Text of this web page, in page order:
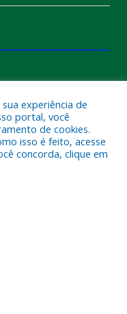
experiência de
portal, você
de cookies.
isso é feito, acesse
concorda, clique em